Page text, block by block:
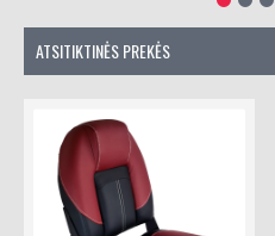
ATSITIKTINĖS PREKĖS